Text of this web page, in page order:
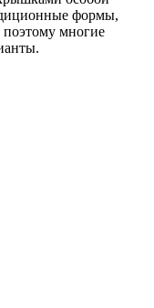
формы,
поэтому многие